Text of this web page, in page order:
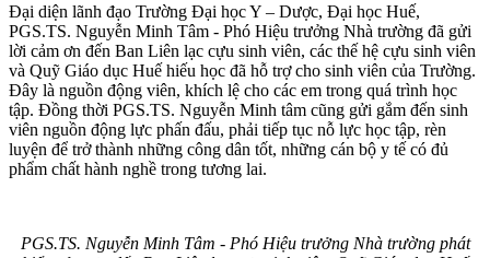
Đại diện lãnh đạo Trường Đại học Y – Dược, Đại học Huế,
PGS.TS. Nguyễn Minh Tâm - Phó Hiệu trưởng Nhà trường đã gửi
lời cảm ơn đến Ban Liên lạc cựu sinh viên, các thế hệ cựu sinh viên
và Quỹ Giáo dục Huế hiếu học đã hỗ trợ cho sinh viên của Trường.
Đây là nguồn động viên, khích lệ cho các em trong quá trình học
tập. Đồng thời PGS.TS. Nguyễn Minh tâm cũng gửi gắm đến sinh
viên nguồn động lực phấn đấu, phải tiếp tục nỗ lực học tập, rèn
luyện để trở thành những công dân tốt, những cán bộ y tế có đủ
phẩm chất hành nghề trong tương lai.
PGS.TS. Nguyễn Minh Tâm - Phó Hiệu trưởng Nhà trường phát